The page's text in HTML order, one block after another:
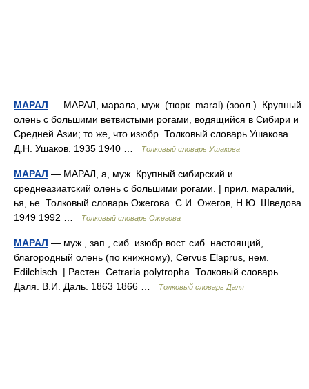
МАРАЛ — МАРАЛ, марала, муж. (тюрк. maral) (зоол.). Крупный
олень с большими ветвистыми рогами, водящийся в Сибири и
Средней Азии; то же, что изюбр. Толковый словарь Ушакова.
Д.Н. Ушаков. 1935 1940 …
Толковый словарь Ушакова
МАРАЛ — МАРАЛ, а, муж. Крупный сибирский и
среднеазиатский олень с большими рогами. | прил. маралий,
ья, ье. Толковый словарь Ожегова. С.И. Ожегов, Н.Ю. Шведова.
1949 1992 …
Толковый словарь Ожегова
МАРАЛ — муж., зап., сиб. изюбр вост. сиб. настоящий,
благородный олень (по книжному), Cervus Elaprus, нем.
Edilchisch. | Растен. Cetraria polytropha. Толковый словарь
Даля. В.И. Даль. 1863 1866 …
Толковый словарь Даля